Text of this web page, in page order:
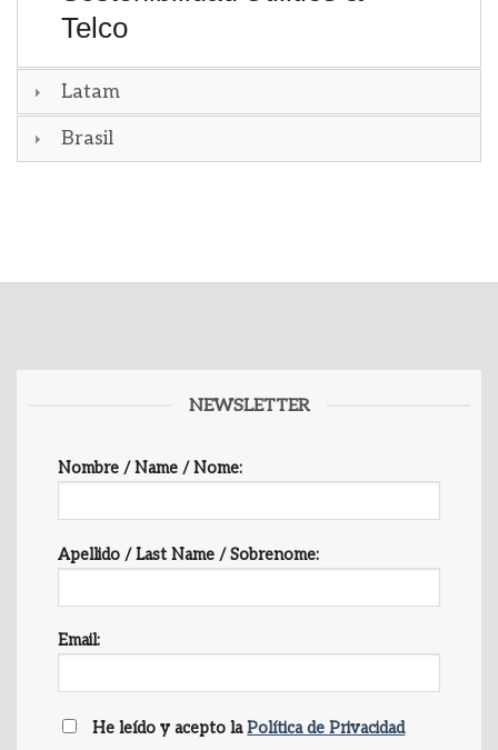
Telco
Latam
Brasil
NEWSLETTER
Nombre / Name / Nome:
Apellido / Last Name / Sobrenome:
Email:
He leído y acepto laPolítica de Privacidad